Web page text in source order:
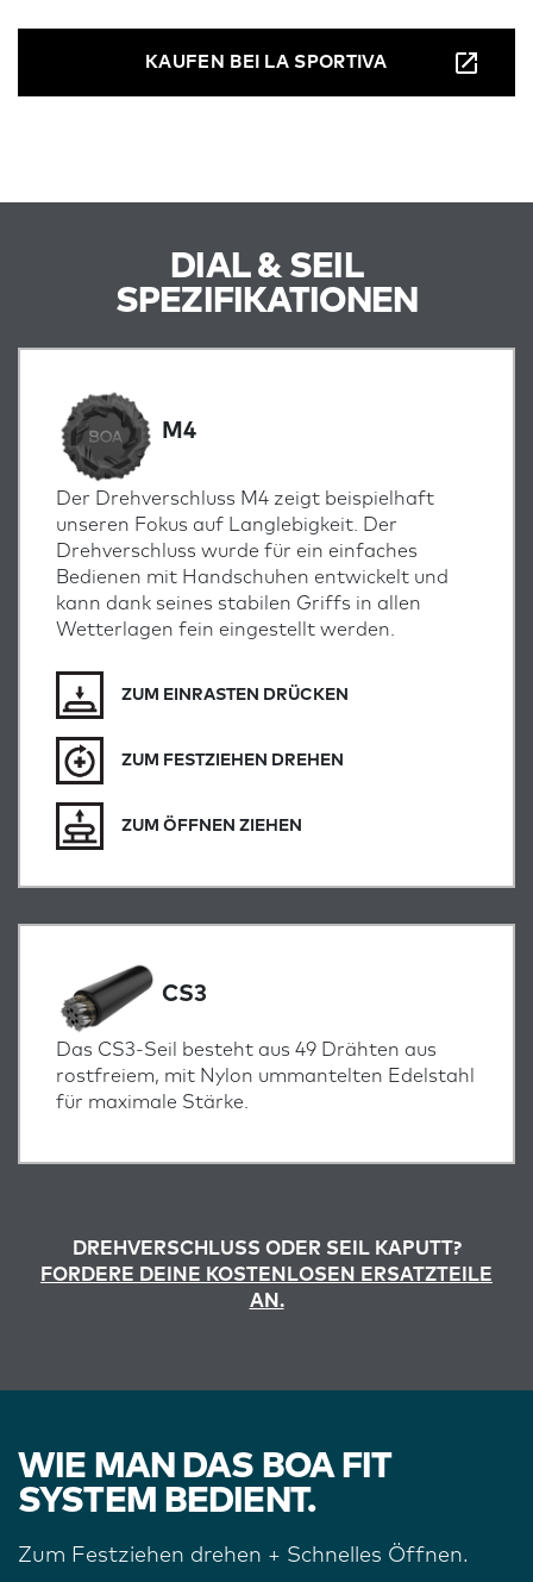
KAUFEN BEI LA SPORTIVA
DIAL & SEIL
SPEZIFIKATIONEN
M4
Der Drehverschluss M4 zeigt beispielhaft
unseren Fokus auf Langlebigkeit. Der
Drehverschluss wurde für ein einfaches
Bedienen mit Handschuhen entwickelt und
kann dank seines stabilen Griffs in allen
Wetterlagen fein eingestellt werden.
ZUM EINRASTEN DRÜCKEN
ZUM FESTZIEHEN DREHEN
ZUM ÖFFNEN ZIEHEN
CS3
Das CS3-Seil besteht aus 49 Drähten aus
rostfreiem, mit Nylon ummantelten Edelstahl
für maximale Stärke.
DREHVERSCHLUSS ODER SEIL KAPUTT?
FORDERE DEINE KOSTENLOSEN ERSATZTEILE
AN.
WIE MAN DAS BOA FIT
SYSTEM BEDIENT.
Zum Festziehen drehen + Schnelles Öffnen.